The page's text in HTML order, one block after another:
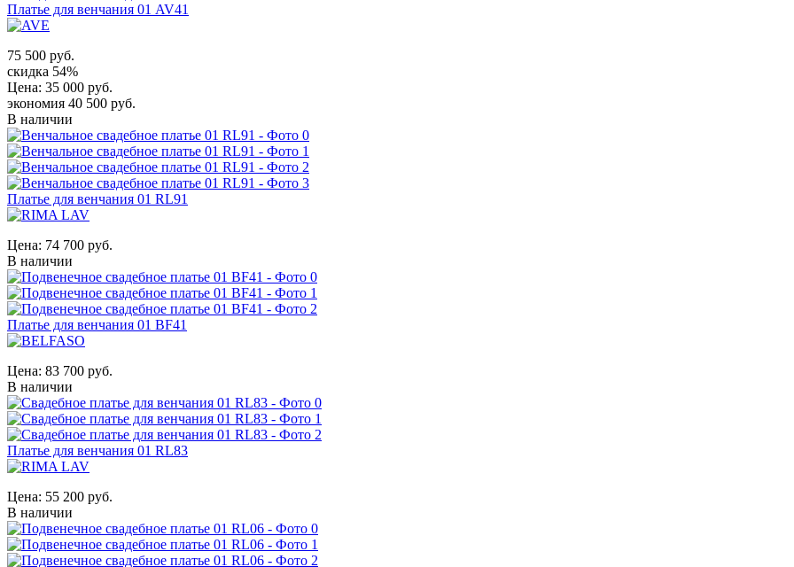
Платье для венчания 01 AV41
75 500 руб.
скидка 54%
Цена: 35 000 руб.
экономия 40 500 руб.
В наличии
Платье для венчания 01 RL91
Цена: 74 700 руб.
В наличии
Платье для венчания 01 BF41
Цена: 83 700 руб.
В наличии
Платье для венчания 01 RL83
Цена: 55 200 руб.
В наличии